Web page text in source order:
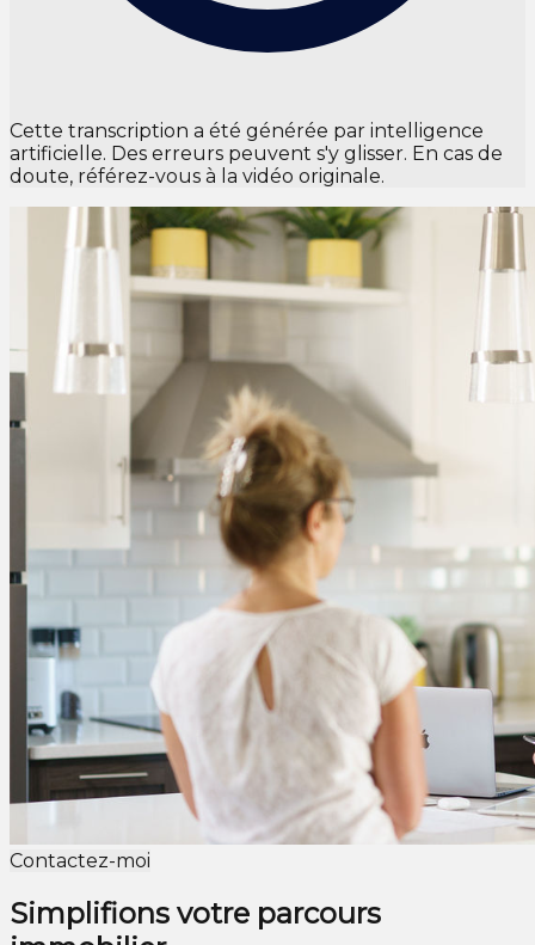
Cette transcription a été générée par intelligence
artificielle. Des erreurs peuvent s'y glisser. En cas de
doute, référez-vous à la vidéo originale.
Contactez-moi
Simplifions votre parcours